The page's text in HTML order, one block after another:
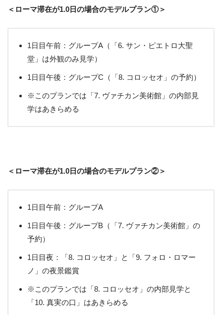
＜ローマ滞在が1.0日の場合のモデルプラン①＞
1日目午前：グループA（「6. サン・ピエトロ大聖
堂」は外観のみ見学）
1日目午後：グループC（「8. コロッセオ」の予約）
※このプランでは「7. ヴァチカン美術館」の内部見
学はあきらめる
＜ローマ滞在が1.0日の場合のモデルプラン②＞
1日目午前：グループA
1日目午後：グループB（「7. ヴァチカン美術館」の
予約）
1日目夜：「8. コロッセオ」と「9. フォロ・ロマー
ノ」の夜景鑑賞
※このプランでは「8. コロッセオ」の内部見学と
「10. 真実の口」はあきらめる